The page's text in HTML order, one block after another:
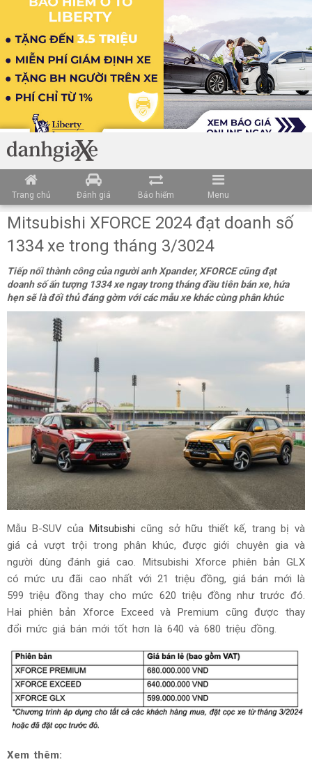
Trang chủ Đánh giá Bảo hiểm Menu
Mitsubishi XFORCE 2024 đạt doanh số
1334 xe trong tháng 3/3024
Tiếp nối thành công của người anh Xpander, XFORCE cũng đạt
doanh số ấn tượng 1334 xe ngay trong tháng đầu tiên bán xe, hứa
hẹn sẽ là đối thủ đáng gờm với các mẫu xe khác cùng phân khúc
Mẫu B-SUV của Mitsubishi cũng sở hữu thiết kế, trang bị và
giá cả vượt trội trong phân khúc, được giới chuyên gia và
người dùng đánh giá cao. Mitsubishi Xforce phiên bản GLX
có mức ưu đãi cao nhất với 21 triệu đồng, giá bán mới là
599 triệu đồng thay cho mức 620 triệu đồng như trước đó.
Hai phiên bản Xforce Exceed và Premium cũng được thay
đổi mức giá bán mới tốt hơn là 640 và 680 triệu đồng.
Xem thêm: